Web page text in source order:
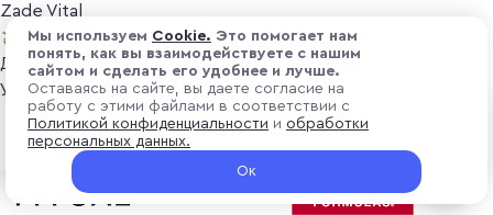
Zade Vital
Косметика
Дезодоранты
Уход за лицом
Уход за телом
Популярные бренды
₽ 1 990
+ 59.7 ₽ витуальками
В корзину
Мы используем Cоokіе. Это помогает нам
понять, как вы взаимодействуете с нашим
сайтом и сделать его удобнее и лучше.
Оставаясь на сайте, вы даете согласие на
работу с этими файлами в соответствии с
Политикой конфиденциальности и обработки
персональных данных.
Ок